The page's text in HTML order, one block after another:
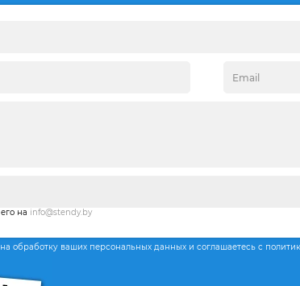
на info@stendy.by
обработку ваших персональных данных и соглашаетесь с